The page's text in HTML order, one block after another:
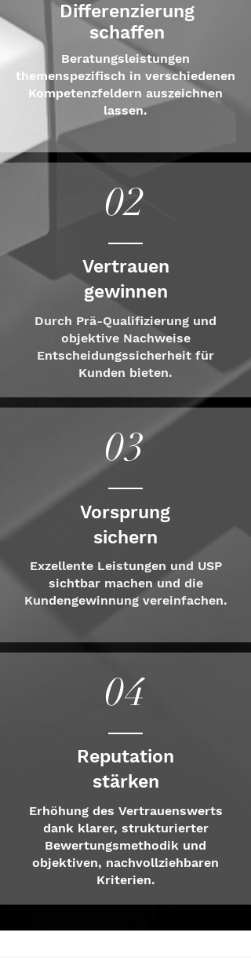
Differenzierung
schaffen
Beratungsleistungen
themenspezifisch in verschiedenen
Kompetenzfeldern auszeichnen
lassen.
02
Vertrauen
gewinnen
Durch Prä-Qualifizierung und
objektive Nachweise
Entscheidungssicherheit für
Kunden bieten.
03
Vorsprung
sichern
Exzellente Leistungen und USP
sichtbar machen und die
Kundengewinnung vereinfachen.
04
Reputation
stärken
Erhöhung des Vertrauenswerts
dank klarer, strukturierter
Bewertungsmethodik und
objektiven, nachvollziehbaren
Kriterien.